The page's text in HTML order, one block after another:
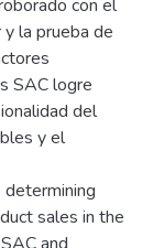
con el
la prueba de
SAC logre
del
y el
sales in the